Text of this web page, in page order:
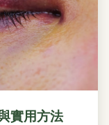
實用方法